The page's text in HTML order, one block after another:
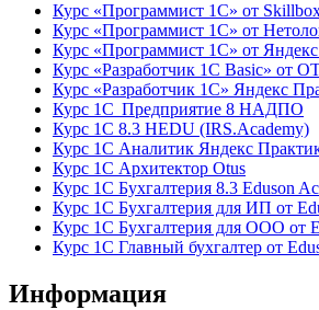
Курс «Программист 1С» от
Курс «Программист 1С» от
Курс «Программист 1С» от
Курс «Разработчик 1С Basic» от
Курс «Разработчик 1С» Яндекс
Курс 1С Предприятие 8 НАДПО
Курс 1С 8.3 HEDU (IRS.Academy)
Курс 1С Аналитик Яндекс
Курс 1С Архитектор Otus
Курс 1С Бухгалтерия 8.3 Eduson
Курс 1С Бухгалтерия для ИП от
Курс 1С Бухгалтерия для ООО от
Курс 1С Главный бухгалтер от
Информация